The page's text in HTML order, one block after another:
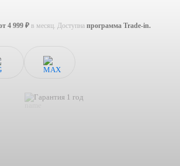
4 999 ₽ в месяц. Доступна программа Trade-in.
Гарантия 1 год